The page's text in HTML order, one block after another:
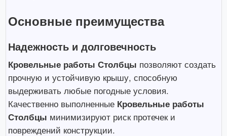
Основные преимущества
Надежность и долговечность
Кровельные работы Столбцы позволяют создать
прочную и устойчивую крышу, способную
выдерживать любые погодные условия.
Качественно выполненные Кровельные работы
Столбцы минимизируют риск протечек и
повреждений конструкции.